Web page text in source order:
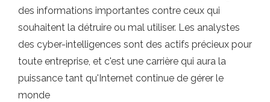
des informations importantes contre ceux qui
souhaitent la détruire ou mal utiliser. Les analystes
des cyber-intelligences sont des actifs précieux pour
toute entreprise, et c'est une carrière qui aura la
puissance tant qu'Internet continue de gérer le
monde